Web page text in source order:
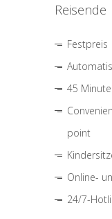
Reisende
Festpreis
45
point
Online-
24/7-